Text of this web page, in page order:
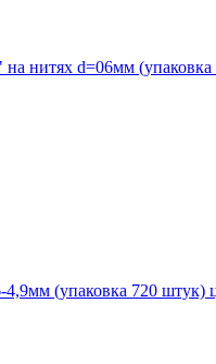
нитях d=06мм
4,9мм (упаковка 720